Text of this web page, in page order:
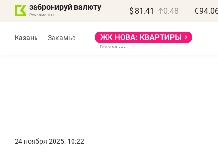
забронируй валюту $ 81.41 0.48 €
Казань Закамье
24 ноября 2025, 10:22